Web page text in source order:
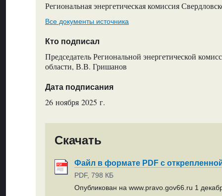
Региональная энергетическая комиссия
Все документы источника
Кто подписал
Председатель Региональной энергетической
области, В.В. Гришанов
Дата подписания
26 ноября 2025 г.
Скачать
Файл в формате PDF с
PDF, 798 КБ
Опубликован на www.pravo.gov66.ru 1